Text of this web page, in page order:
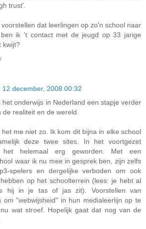
trust'.
dat leerlingen op zo'n school naar
ik 't contact met de jeugd op 33 jarige
kwijt?
12 december, 2008 00:32
het onderwijs in Nederland een stapje verder
realiteit en de wereld.
het me niet zo. Ik kom dit bijna in elke school
deze twee sites. In het voortgezet
het helemaal erg geworden. Met een
waar ik nu mee in gesprek ben, zijn zelfs
spelers en dergelijke verboden om ook
op het schoolterrein (lees: je hebt al
hij in je tas of jas zit). Voorstellen van
om "webwijsheid" in hun medialeerlijn op te
wat stroef. Hopelijk gaat dat nog van de